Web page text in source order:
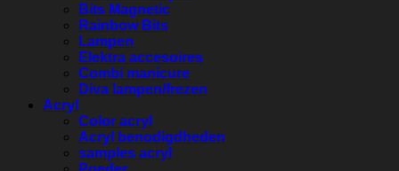
Bits Magnetic
Rainbow Bits
Lampen
Elektra accesoires
Combi manicure
Diva lampen/frezen
Acryl
Color acryl
Acryl benodigdheden
samples acryl